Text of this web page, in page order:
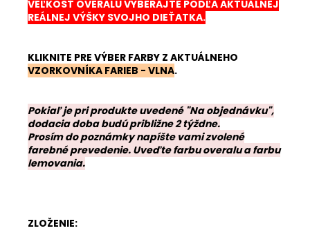
VEĽKOSŤ OVERALU VYBERAJTE PODĽA AKTUÁLNEJ
REÁLNEJ VÝŠKY SVOJHO DIEŤATKA.
KLIKNITE PRE VÝBER FARBY Z AKTUÁLNEHO
VZORKOVNÍKA FARIEB - VLNA.
Pokiaľ je pri produkte uvedené "Na objednávku",
dodacia doba budú približne 2 týždne.
Prosím do poznámky napíšte vami zvolené
farebné prevedenie. Uveďte farbu overalu a farbu
lemovania.
ZLOŽENIE: